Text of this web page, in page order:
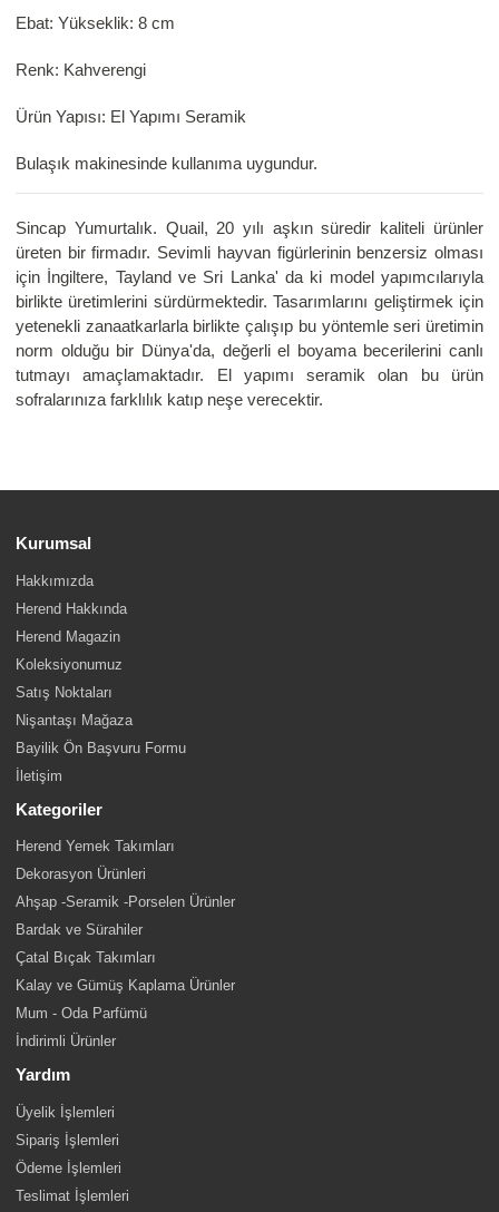
Ebat: Yükseklik: 8 cm
Renk: Kahverengi
Ürün Yapısı: El Yapımı Seramik
Bulaşık makinesinde kullanıma uygundur.
Sincap Yumurtalık. Quail, 20 yılı aşkın süredir kaliteli ürünler
üreten bir firmadır. Sevimli hayvan figürlerinin benzersiz olması
için İngiltere, Tayland ve Sri Lanka' da ki model yapımcılarıyla
birlikte üretimlerini sürdürmektedir. Tasarımlarını geliştirmek için
yetenekli zanaatkarlarla birlikte çalışıp bu yöntemle seri üretimin
norm olduğu bir Dünya'da, değerli el boyama becerilerini canlı
tutmayı amaçlamaktadır. El yapımı seramik olan bu ürün
sofralarınıza farklılık katıp neşe verecektir.
Kurumsal
Hakkımızda
Herend Hakkında
Herend Magazin
Koleksiyonumuz
Satış Noktaları
Nişantaşı Mağaza
Bayilik Ön Başvuru Formu
İletişim
Kategoriler
Herend Yemek Takımları
Dekorasyon Ürünleri
Ahşap -Seramik -Porselen Ürünler
Bardak ve Sürahiler
Çatal Bıçak Takımları
Kalay ve Gümüş Kaplama Ürünler
Mum - Oda Parfümü
İndirimli Ürünler
Yardım
Üyelik İşlemleri
Sipariş İşlemleri
Ödeme İşlemleri
Teslimat İşlemleri